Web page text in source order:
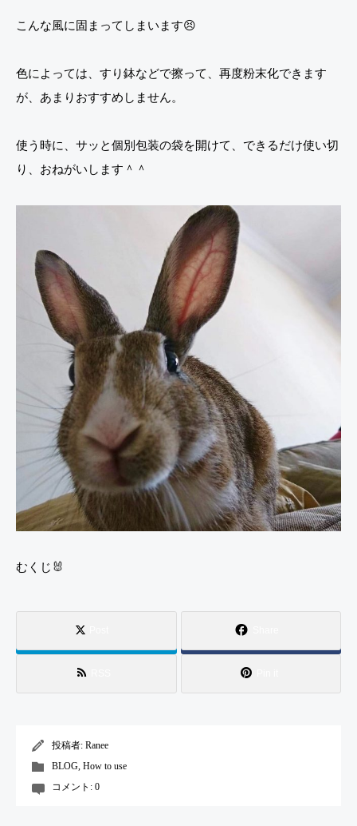
こんな風に固まってしまいます😣
色によっては、すり鉢などで擦って、再度粉末化できます
が、あまりおすすめしません。
使う時に、サッと個別包装の袋を開けて、できるだけ使い切
り、おねがいします＾＾
むくじ🐰
投稿者: Ranee
BLOG, How to use
コメント: 0